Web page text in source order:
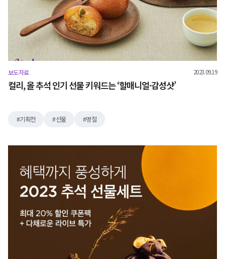
보도자료 2023.09.19
컬리, 올 추석 인기 선물 키워드는 ‘할매니얼·감성샷’
기획전 선물 명절